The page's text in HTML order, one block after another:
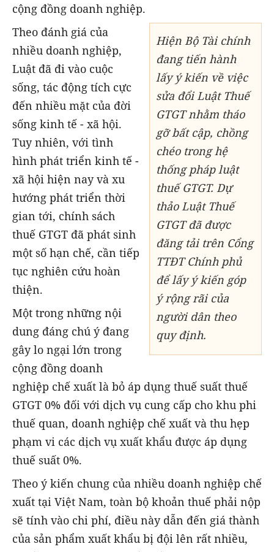
cộng đồng doanh nghiệp.
Hiện Bộ Tài chính
đang tiến hành
lấy ý kiến về việc
sửa đổi Luật Thuế
GTGT nhằm tháo
gỡ bất cập, chồng
chéo trong hệ
thống pháp luật
thuế GTGT. Dự
thảo Luật Thuế
GTGT đã được
đăng tải trên Cổng
TTĐT Chính phủ
để lấy ý kiến góp
ý rộng rãi của
người dân theo
quy định.
Theo đánh giá của
nhiều doanh nghiệp,
Luật đã đi vào cuộc
sống, tác động tích cực
đến nhiều mặt của đời
sống kinh tế - xã hội.
Tuy nhiên, với tình
hình phát triển kinh tế -
xã hội hiện nay và xu
hướng phát triển thời
gian tới, chính sách
thuế GTGT đã phát sinh
một số hạn chế, cần tiếp
tục nghiên cứu hoàn
thiện.
Một trong những nội
dung đáng chú ý đang
gây lo ngại lớn trong
cộng đồng doanh
nghiệp chế xuất là bỏ áp dụng thuế suất thuế
GTGT 0% đối với dịch vụ cung cấp cho khu phi
thuế quan, doanh nghiệp chế xuất và thu hẹp
phạm vi các dịch vụ xuất khẩu được áp dụng
thuế suất 0%.
Theo ý kiến chung của nhiều doanh nghiệp chế
xuất tại Việt Nam, toàn bộ khoản thuế phải nộp
sẽ tính vào chi phí, điều này dẫn đến giá thành
của sản phẩm xuất khẩu bị đội lên rất nhiều,